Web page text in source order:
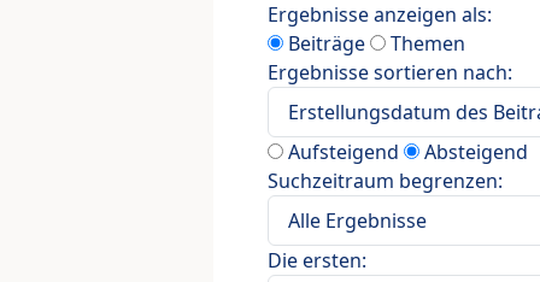
Ergebnisse anzeigen als:
Beiträge
Themen
Ergebnisse sortieren nach:
Aufsteigend
Absteigend
Suchzeitraum begrenzen:
Die ersten: